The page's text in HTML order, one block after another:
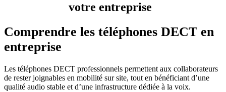
votre entreprise
Comprendre les téléphones DECT en
entreprise
Les téléphones DECT professionnels permettent aux collaborateurs
de rester joignables en mobilité sur site, tout en bénéficiant d’une
qualité audio stable et d’une infrastructure dédiée à la voix.